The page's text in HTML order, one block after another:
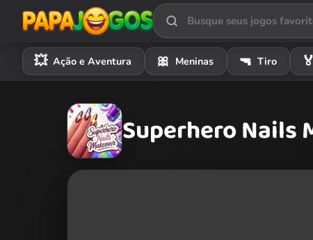
💥 Ação e Aventura 🎀 Meninas 🔫 Tiro 🏅
Superhero Nails